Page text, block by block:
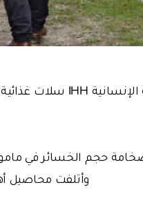
حجم الخسائر في
وأتلفت محاصيل